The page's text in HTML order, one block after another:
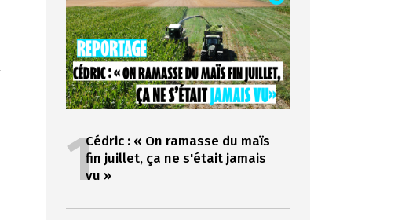
1Cédric : « On ramasse du maïs
fin juillet, ça ne s'était jamais
vu »